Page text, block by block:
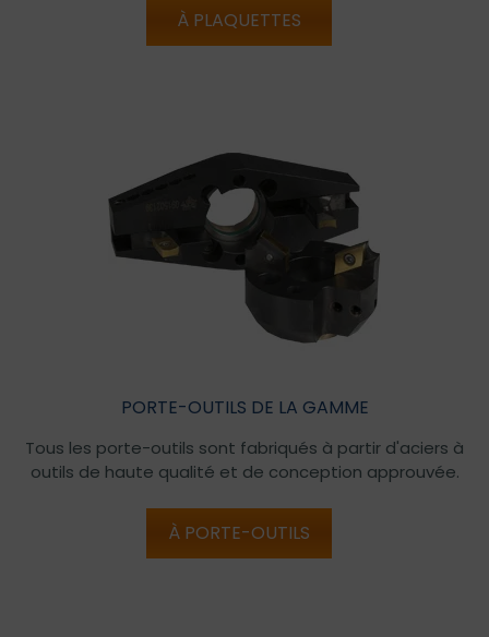
À PLAQUETTES
PORTE-OUTILS DE LA GAMME
Tous les porte-outils sont fabriqués à partir d'aciers à
outils de haute qualité et de conception approuvée.
À PORTE-OUTILS